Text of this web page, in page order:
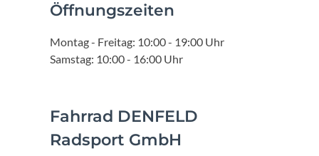
Öffnungszeiten
Montag - Freitag: 10:00 - 19:00 Uhr
Samstag: 10:00 - 16:00 Uhr
Fahrrad DENFELD
Radsport GmbH